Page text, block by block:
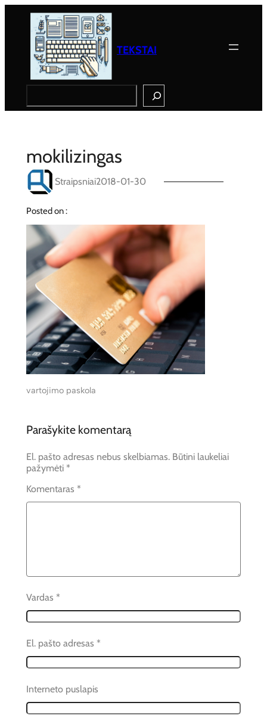
TEKSTAI
mokilizingas
Straipsniai2018-01-30
Posted on :
vartojimo paskola
Parašykite komentarą
El. pašto adresas nebus skelbiamas. Būtini laukeliai
pažymėti *
Komentaras *
Vardas *
El. pašto adresas *
Interneto puslapis